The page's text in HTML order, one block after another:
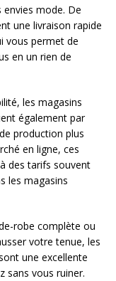
mode. De
une livraison rapide
vous permet de
en un rien de
les magasins
également par
production plus
en ligne, ces
des tarifs souvent
les magasins
robe complète ou
votre tenue, les
une excellente
sans vous ruiner.